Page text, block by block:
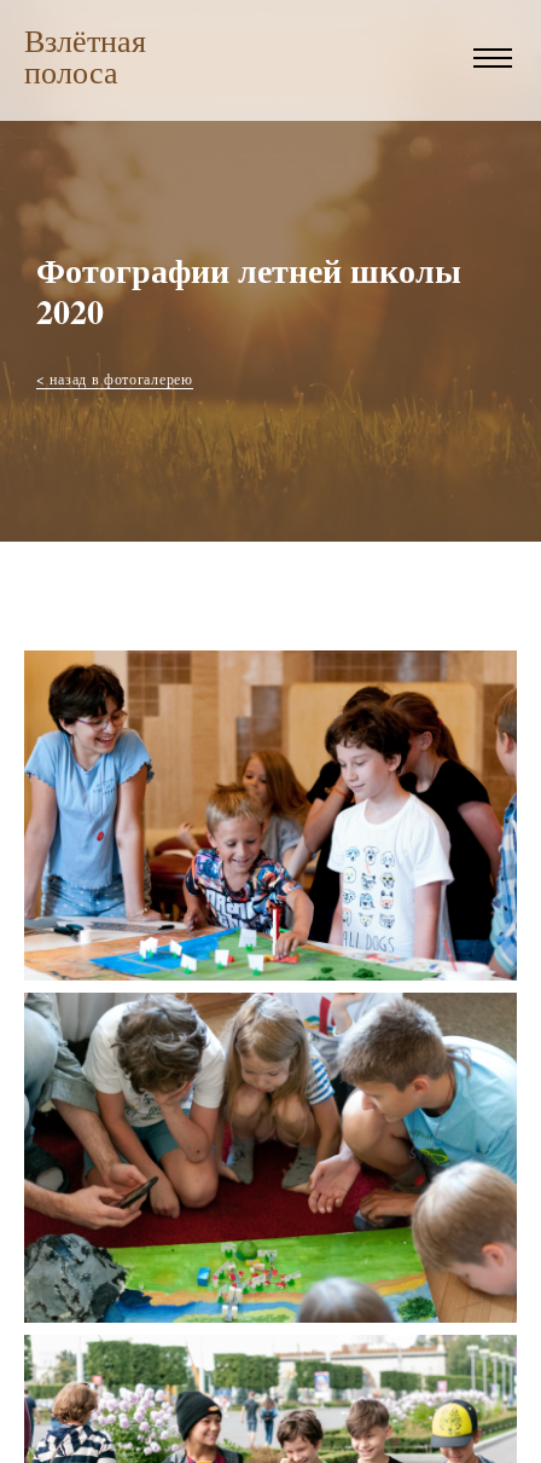
Взлётная
полоса
Фотографии летней школы
2020
< назад в фотогалерею